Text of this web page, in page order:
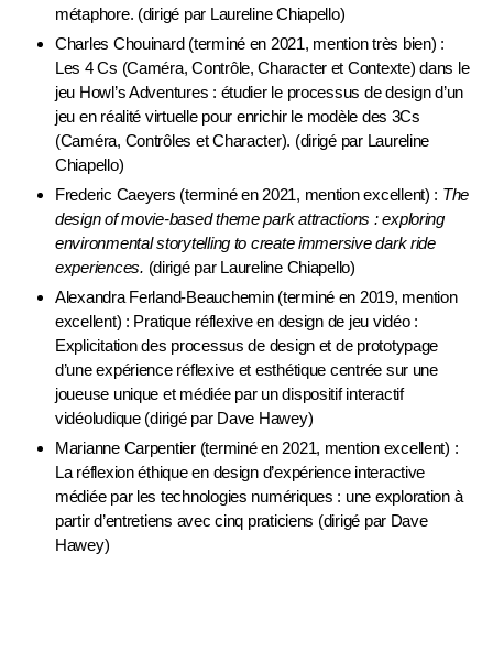
métaphore. (dirigé par Laureline Chiapello)
Charles Chouinard (terminé en 2021, mention très bien) :
Les 4 Cs (Caméra, Contrôle, Character et Contexte) dans le
jeu Howl’s Adventures : étudier le processus de design d’un
jeu en réalité virtuelle pour enrichir le modèle des 3Cs
(Caméra, Contrôles et Character). (dirigé par Laureline
Chiapello)
Frederic Caeyers (terminé en 2021, mention excellent) : The
design of movie-based theme park attractions : exploring
environmental storytelling to create immersive dark ride
experiences. (dirigé par Laureline Chiapello)
Alexandra Ferland-Beauchemin (terminé en 2019, mention
excellent) : Pratique réflexive en design de jeu vidéo :
Explicitation des processus de design et de prototypage
d’une expérience réflexive et esthétique centrée sur une
joueuse unique et médiée par un dispositif interactif
vidéoludique (dirigé par Dave Hawey)
Marianne Carpentier (terminé en 2021, mention excellent) :
La réflexion éthique en design d’expérience interactive
médiée par les technologies numériques : une exploration à
partir d’entretiens avec cinq praticiens (dirigé par Dave
Hawey)